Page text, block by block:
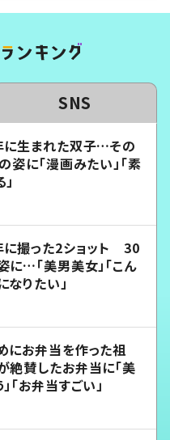
SNS
生まれた双子…その
姿に「漫画みたい」「素
撮った2ショット 30
に…「美男美女」「こん
なりたい」
にお弁当を作った祖
賛したお弁当に「美
「お弁当すごい」